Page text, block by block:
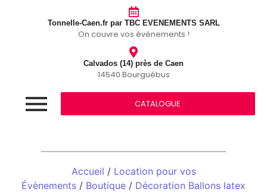
Tonnelle-Caen.fr par TBC EVENEMENTS SARL
On couvre vos événements !
Calvados (14) près de Caen
14540 Bourguébus
CATALOGUE
Accueil / Location pour vos
Évènements / Boutique / Décoration Ballons latex